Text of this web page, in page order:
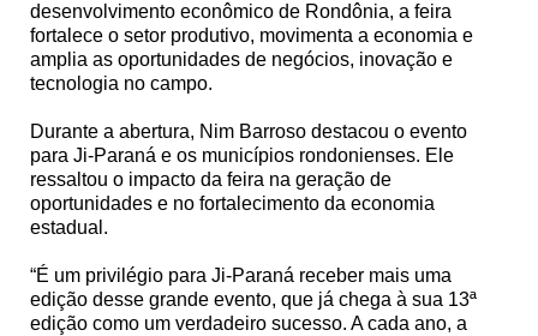
desenvolvimento econômico de Rondônia, a feira
fortalece o setor produtivo, movimenta a economia e
amplia as oportunidades de negócios, inovação e
tecnologia no campo.
Durante a abertura, Nim Barroso destacou o evento
para Ji-Paraná e os municípios rondonienses. Ele
ressaltou o impacto da feira na geração de
oportunidades e no fortalecimento da economia
estadual.
“É um privilégio para Ji-Paraná receber mais uma
edição desse grande evento, que já chega à sua 13ª
edição como um verdadeiro sucesso. A cada ano, a